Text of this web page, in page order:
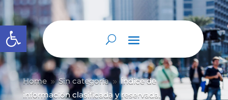
Abrir barra de herramientas
Home 9 Sin categoría 9 Índice de
información clasificada y reservada.